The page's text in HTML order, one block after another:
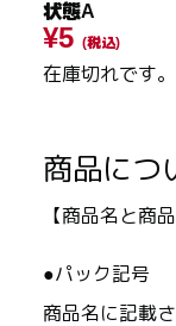
状態A
¥5 (税込)
在庫切れです。
商品につ
【商品名と商
●パック記号
商品名に記載